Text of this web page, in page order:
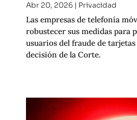
Abr 20, 2026| Privacidad
Las empresas de telefonía
robustecer sus medidas para
usuarios del fraude de tarjetas
decisión de la Corte.